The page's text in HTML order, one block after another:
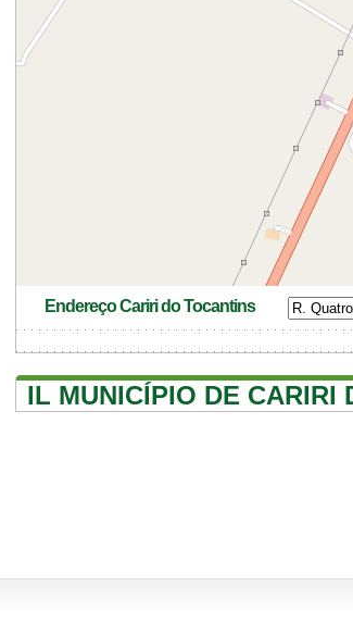
Endereço Cariri do Tocantins
IL MUNICÍPIO DE CARIRI